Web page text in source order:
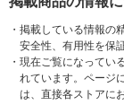
・ 掲載している情報の
安全性、有用性を保
・ 現在ご覧になってい
れています。ページ
は、直接各ストアに